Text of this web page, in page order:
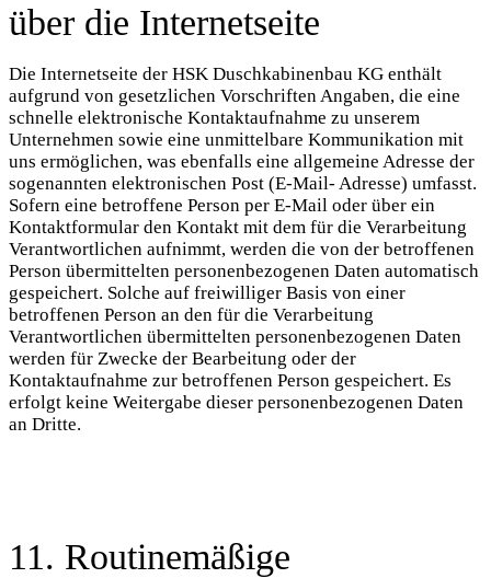
über die Internetseite
Die Internetseite der HSK Duschkabinenbau KG enthält
aufgrund von gesetzlichen Vorschriften Angaben, die eine
schnelle elektronische Kontaktaufnahme zu unserem
Unternehmen sowie eine unmittelbare Kommunikation mit
uns ermöglichen, was ebenfalls eine allgemeine Adresse der
sogenannten elektronischen Post (E-Mail- Adresse) umfasst.
Sofern eine betroffene Person per E-Mail oder über ein
Kontaktformular den Kontakt mit dem für die Verarbeitung
Verantwortlichen aufnimmt, werden die von der betroffenen
Person übermittelten personenbezogenen Daten automatisch
gespeichert. Solche auf freiwilliger Basis von einer
betroffenen Person an den für die Verarbeitung
Verantwortlichen übermittelten personenbezogenen Daten
werden für Zwecke der Bearbeitung oder der
Kontaktaufnahme zur betroffenen Person gespeichert. Es
erfolgt keine Weitergabe dieser personenbezogenen Daten
an Dritte.
11. Routinemäßige